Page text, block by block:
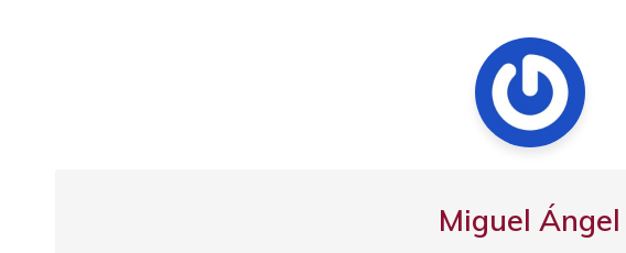
Miguel Ángel